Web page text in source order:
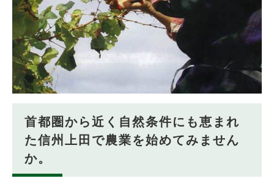
首都圏から近く自然条件にも恵まれ
た信州上田で農業を始めてみません
か。